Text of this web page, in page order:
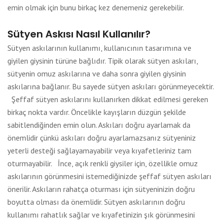
emin olmak için bunu birkaç kez denemeniz gerekebilir.
Sütyen Askısı Nasıl Kullanılır?
Sütyen askılarının kullanımı, kullanıcının tasarımına ve
giyilen giysinin türüne bağlıdır. Tipik olarak sütyen askıları,
sütyenin omuz askılarına ve daha sonra giyilen giysinin
askılarına bağlanır. Bu sayede sütyen askıları görünmeyecektir.
Şeffaf sütyen askılarını kullanırken dikkat edilmesi gereken
birkaç nokta vardır. Öncelikle kayışların düzgün şekilde
sabitlendiğinden emin olun. Askıları doğru ayarlamak da
önemlidir çünkü askıları doğru ayarlamazsanız sütyeniniz
yeterli desteği sağlayamayabilir veya kıyafetleriniz tam
oturmayabilir. İnce, açık renkli giysiler için, özellikle omuz
askılarının görünmesini istemediğinizde şeffaf sütyen askıları
önerilir. Askıların rahatça oturması için sütyeninizin doğru
boyutta olması da önemlidir. Sütyen askılarının doğru
kullanımı rahatlık sağlar ve kıyafetinizin şık görünmesini